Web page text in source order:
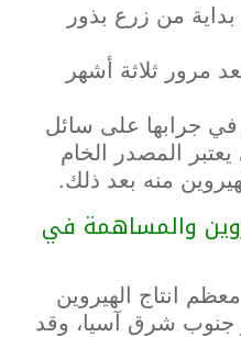
بداية من زرع بذور
مرور ثلاثة أشهر
جرابها على سائل
المصدر الخام
منه بعد ذلك.
والمساهمة في
انتاج الهيروين
شرق آسيا، وقد